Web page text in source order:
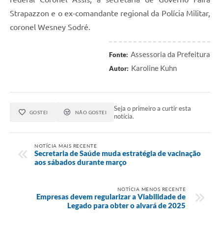
Strapazzon e o ex-comandante regional da Polícia Militar,
coronel Wesney Sodré.
Fonte: Assessoria da Prefeitura
Autor: Karoline Kuhn
GOSTEI NÃO GOSTEI
Seja o primeiro a curtir esta
notícia.
NOTÍCIA MAIS RECENTE
Secretaria de Saúde muda estratégia de vacinação
aos sábados durante março
NOTÍCIA MENOS RECENTE
Empresas devem regularizar a Viabilidade de
Legado para obter o alvará de 2025